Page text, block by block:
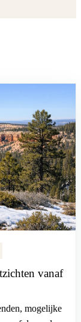
vanaf
mogelijke